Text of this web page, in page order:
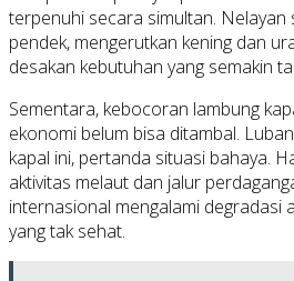
terpenuhi secara simultan. Nelayan
pendek, mengerutkan kening dan
desakan kebutuhan yang semakin
Sementara, kebocoran lambung
ekonomi belum bisa ditambal.
kapal ini, pertanda situasi bahaya.
aktivitas melaut dan jalur
internasional mengalami degradasi
yang tak sehat.